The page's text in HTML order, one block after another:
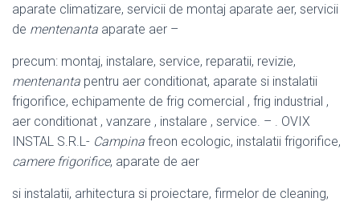
aparate climatizare, servicii de montaj aparate aer, servicii
de mentenanta aparate aer –
precum: montaj, instalare, service, reparatii, revizie,
mentenanta pentru aer conditionat, aparate si instalatii
frigorifice, echipamente de frig comercial , frig industrial ,
aer conditionat , vanzare , instalare , service. – . OVIX
INSTAL S.R.L- Campina freon ecologic, instalatii frigorifice,
camere frigorifice, aparate de aer
si instalatii, arhitectura si proiectare, firmelor de cleaning,